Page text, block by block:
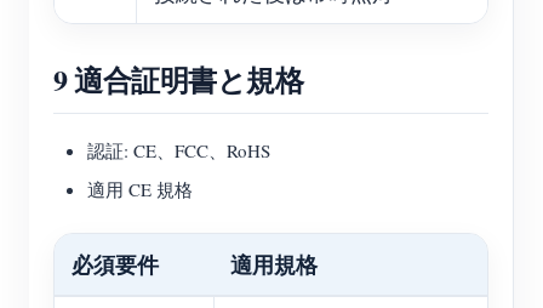
9 適合証明書と規格
認証: CE、FCC、RoHS
適用 CE 規格
必須要件 適用規格